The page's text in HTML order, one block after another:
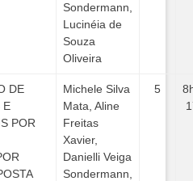
Sondermann,
Lucinéia de
Souza
Oliveira
DE
E
POR
Michele Silva
Mata, Aline
Freitas
Xavier,
Danielli Veiga
Sondermann,
5